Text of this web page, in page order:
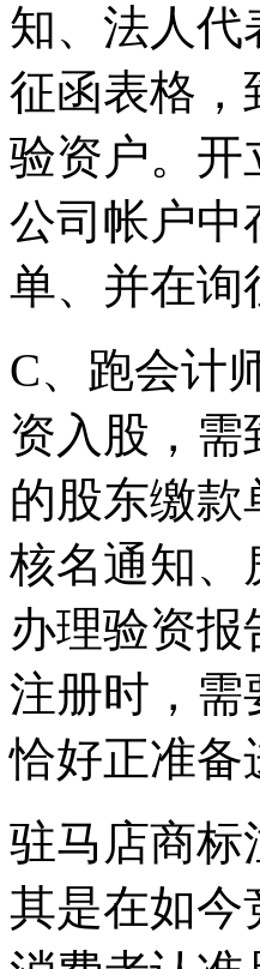
知、法人代
征函表格，
验资户。开
公司帐户中
单、并在询
C、跑会计
资入股，
的股东缴
核名通知、
办理验资
注册时，需
恰好正准备
驻马店商标
其是在如今